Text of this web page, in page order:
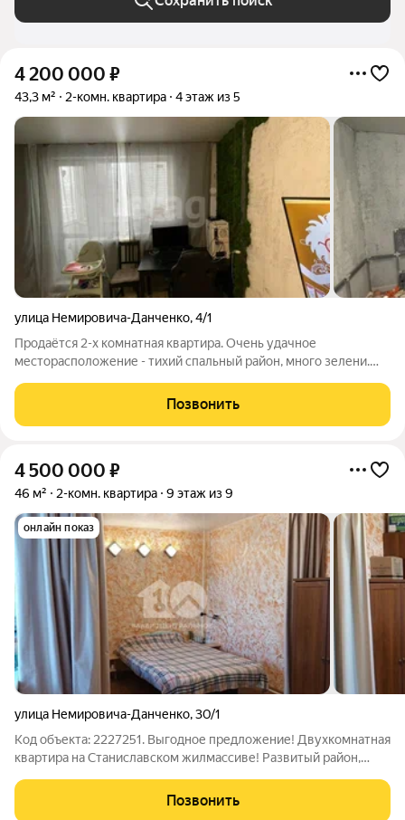
4 200 000 ₽
43,3 м² 2-комн. квартира 4 этаж из 5
улица Немировича-Данченко,4/1
Продаётся 2-х комнатная квартира. Очень удачное
месторасположение - тихий спальный район, много зелени.
спорт площадка, детские игровые зоны. В шаговой
доступности все сетевые продуктовые
Позвонить
4 500 000 ₽
46 м² 2-комн. квартира 9 этаж из 9
онлайн показ
улица Немировича-Данченко,30/1
Код объекта: 2227251. Выгодное предложение! Двухкомнатная
квартира на Станиславском жилмассиве! Развитый район,
развитом районе с отличной транспортной доступностью: - 5
минут ходьбы до остановок
Позвонить